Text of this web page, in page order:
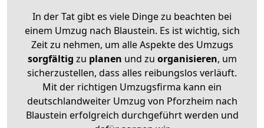
In der Tat gibt es viele Dinge zu beachten bei
einem Umzug nach Blaustein. Es ist wichtig, sich
Zeit zu nehmen, um alle Aspekte des Umzugs
sorgfältig zu planen und zu organisieren, um
sicherzustellen, dass alles reibungslos verläuft.
Mit der richtigen Umzugsfirma kann ein
deutschlandweiter Umzug von Pforzheim nach
Blaustein erfolgreich durchgeführt werden und